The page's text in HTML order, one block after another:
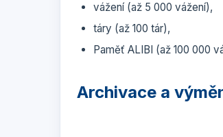
vážení (až 5 000 vážení),
táry (až 100 tár),
Paměť ALIBI (až 100 000
Archivace a